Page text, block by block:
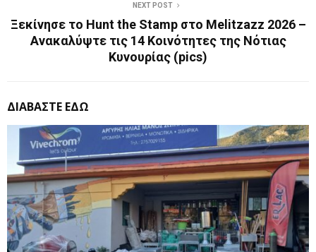
NEXT POST
Ξεκίνησε το Hunt the Stamp στο Melitzazz 2026 –
Ανακαλύψτε τις 14 Κοινότητες της Νότιας
Κυνουρίας (pics)
ΔΙΑΒΑΣΤΕ ΕΔΩ